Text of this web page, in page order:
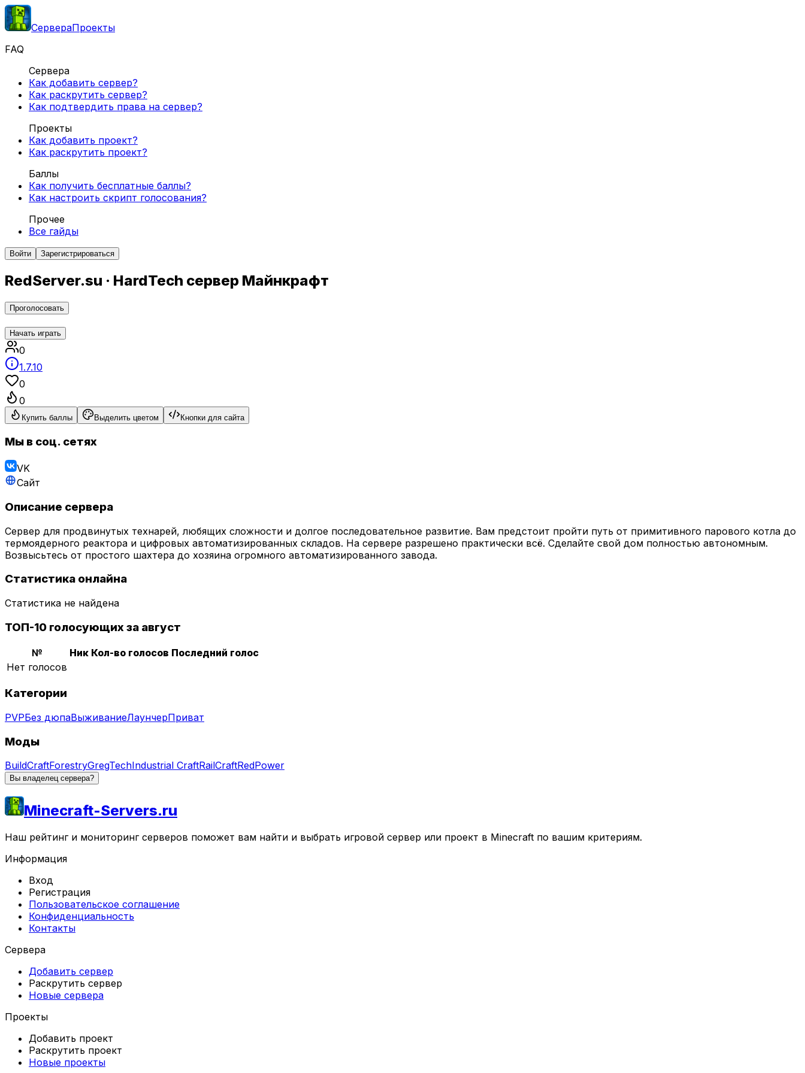
СервераПроекты
FAQ
Сервера
Как добавить сервер?
Как раскрутить сервер?
Как подтвердить права на сервер?
Проекты
Как добавить проект?
Как раскрутить проект?
Баллы
Как получить бесплатные баллы?
Как настроить скрипт голосования?
Прочее
Все гайды
Войти Зарегистрироваться
RedServer.su · HardTech сервер Майнкрафт
Проголосовать
Начать играть
0
1.7.10
0
0
Купить баллы Выделить цветом Кнопки для сайта
Мы в соц. сетях
VK
Сайт
Описание сервера
Сервер для продвинутых технарей, любящих сложности и долгое последовательное развитие. Вам предстоит пройти путь от примитивного парового котла до
термоядерного реактора и цифровых автоматизированных складов. На сервере разрешено практически всё. Сделайте свой дом полностью автономным.
Возвысьтесь от простого шахтера до хозяина огромного автоматизированного завода.
Статистика онлайна
Статистика не найдена
ТОП-10 голосующих за август
№ Ник Кол-во голосов Последний голос
Нет голосов
Категории
PVPБез дюпаВыживаниеЛаунчерПриват
Моды
BuildCraftForestryGregTechIndustrial CraftRailCraftRedPower
Вы владелец сервера?
Minecraft-Servers.ru
Наш рейтинг и мониторинг серверов поможет вам найти и выбрать игровой сервер или проект в Minecraft по вашим критериям.
Информация
Вход
Регистрация
Пользовательское соглашение
Конфиденциальность
Контакты
Сервера
Добавить сервер
Раскрутить сервер
Новые сервера
Проекты
Добавить проект
Раскрутить проект
Новые проекты